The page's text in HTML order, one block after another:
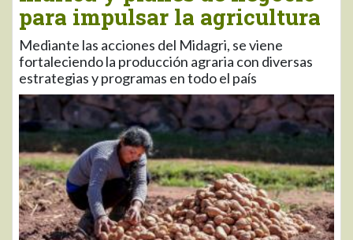
para impulsar la agricultura
Mediante las acciones del Midagri, se viene
fortaleciendo la producción agraria con diversas
estrategias y programas en todo el país